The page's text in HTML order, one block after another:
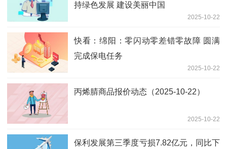
持绿色发展 建设美丽中国
2025-10-22
快看：绵阳：零闪动零差错零故障 圆满
完成保电任务
2025-10-22
丙烯腈商品报价动态（2025-10-22）
2025-10-22
保利发展第三季度亏损7.82亿元，同比下